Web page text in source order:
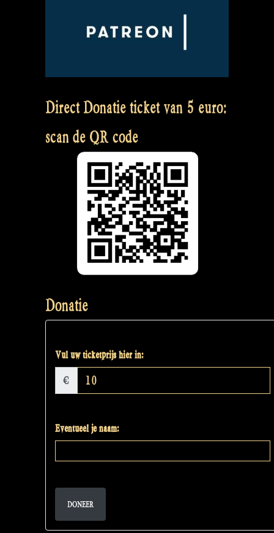
Direct Donatie ticket van 5 euro:
scan de QR code
Donatie
Vul uw ticketprijs hier in:
€
Eventueel je naam:
DONEER